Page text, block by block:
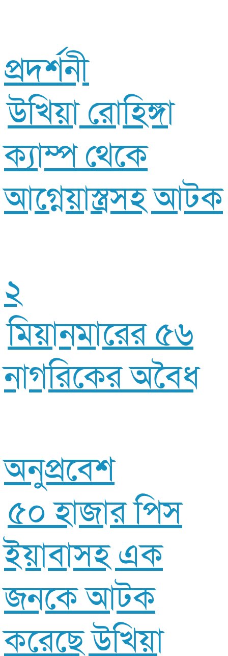
প্রদর্শনী
উখিয়া রোহিঙ্গা
ক্যাম্প থেকে
আগ্নেয়াস্ত্রসহ আটক
২
মিয়ানমারের ৫৬
নাগরিকের অবৈধ
অনুপ্রবেশ
৫০ হাজার পিস
ইয়াবাসহ এক
জনকে আটক
করেছে উখিয়া